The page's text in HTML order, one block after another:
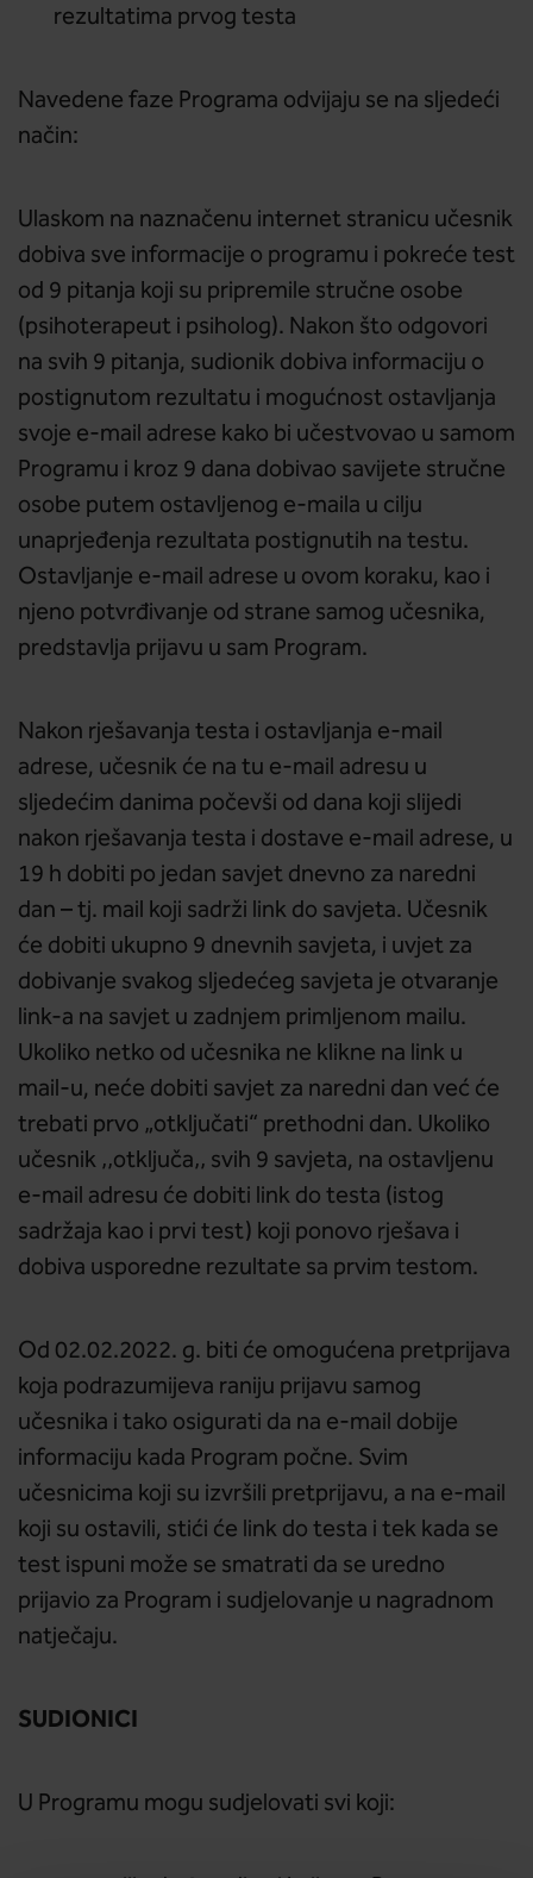
rezultatima prvog testa
Navedene faze Programa odvijaju se na sljedeći
način:
Ulaskom na naznačenu internet stranicu učesnik
dobiva sve informacije o programu i pokreće test
od 9 pitanja koji su pripremile stručne osobe
(psihoterapeut i psiholog). Nakon što odgovori
na svih 9 pitanja, sudionik dobiva informaciju o
postignutom rezultatu i mogućnost ostavljanja
svoje e-mail adrese kako bi učestvovao u samom
Programu i kroz 9 dana dobivao savijete stručne
osobe putem ostavljenog e-maila u cilju
unaprjeđenja rezultata postignutih na testu.
Ostavljanje e-mail adrese u ovom koraku, kao i
njeno potvrđivanje od strane samog učesnika,
predstavlja prijavu u sam Program.
Nakon rješavanja testa i ostavljanja e-mail
adrese, učesnik će na tu e-mail adresu u
sljedećim danima počevši od dana koji slijedi
nakon rješavanja testa i dostave e-mail adrese, u
19 h dobiti po jedan savjet dnevno za naredni
dan – tj. mail koji sadrži link do savjeta. Učesnik
će dobiti ukupno 9 dnevnih savjeta, i uvjet za
dobivanje svakog sljedećeg savjeta je otvaranje
link-a na savjet u zadnjem primljenom mailu.
Ukoliko netko od učesnika ne klikne na link u
mail-u, neće dobiti savjet za naredni dan već će
trebati prvo „otključati“ prethodni dan. Ukoliko
učesnik ‚‚otključa‚‚ svih 9 savjeta, na ostavljenu
e-mail adresu će dobiti link do testa (istog
sadržaja kao i prvi test) koji ponovo rješava i
dobiva usporedne rezultate sa prvim testom.
Od 02.02.2022. g. biti će omogućena pretprijava
koja podrazumijeva raniju prijavu samog
učesnika i tako osigurati da na e-mail dobije
informaciju kada Program počne. Svim
učesnicima koji su izvršili pretprijavu, a na e-mail
koji su ostavili, stići će link do testa i tek kada se
test ispuni može se smatrati da se uredno
prijavio za Program i sudjelovanje u nagradnom
natječaju.
SUDIONICI
U Programu mogu sudjelovati svi koji: